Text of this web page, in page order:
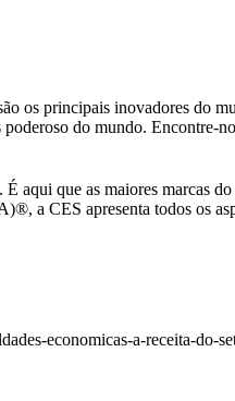
os principais inovadores do
do mundo. Encontre-
aqui que as maiores marcas
a CES apresenta todos os
economicas-a-receita-do-